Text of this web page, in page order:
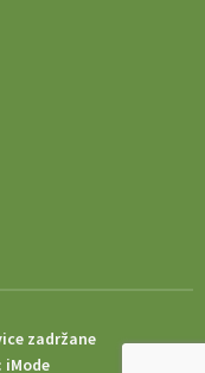
zadržane
iMode